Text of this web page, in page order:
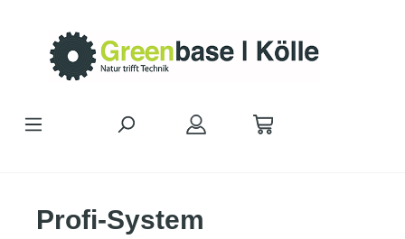
Profi-System